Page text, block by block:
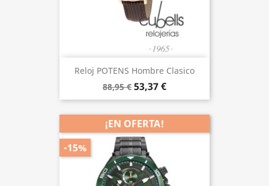
Reloj POTENS Hombre Clasico
88,95 € 53,37 €
¡EN OFERTA!
-15%